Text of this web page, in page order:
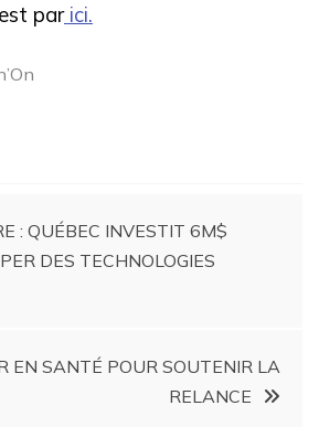
parici.
: QUÉBEC INVESTIT 6M$
DES TECHNOLOGIES
EN SANTÉ POUR SOUTENIR LA
RELANCE